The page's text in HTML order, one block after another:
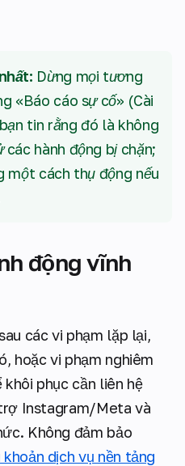
Dừng mọi tương
«Báo cáo sự cố» (Cài
tin rằng đó là không
hành động bị chặn;
một cách thụ động nếu
động vĩnh
các vi phạm lặp lại,
hoặc vi phạm nghiêm
phục cần liên hệ
Instagram/Meta và
Không đảm bảo
dịch vụ nền tảng